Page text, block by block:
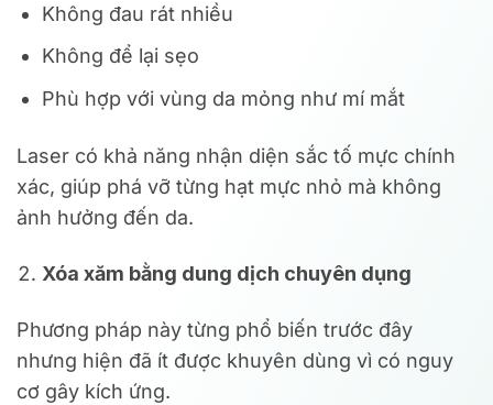
Không đau rát nhiều
Không để lại sẹo
Phù hợp với vùng da mỏng như mí mắt
Laser có khả năng nhận diện sắc tố mực chính
xác, giúp phá vỡ từng hạt mực nhỏ mà không
ảnh hưởng đến da.
Xóa xăm bằng dung dịch chuyên dụng
Phương pháp này từng phổ biến trước đây
nhưng hiện đã ít được khuyên dùng vì có nguy
cơ gây kích ứng.